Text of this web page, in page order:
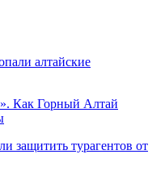
алтайские
Как Горный Алтай
защитить турагентов от